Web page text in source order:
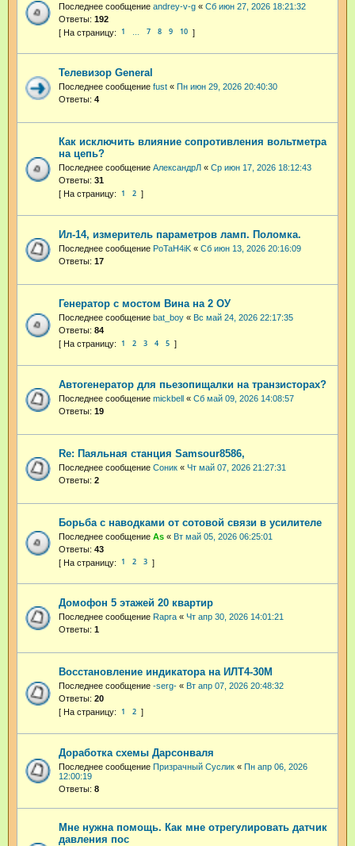
Последнее сообщение andrey-v-g « Сб июн 27, 2026 18:21:32
Ответы: 192
1 7 8 9 10
Телевизор General
Последнее сообщение fust « Пн июн 29, 2026 20:40:30
Ответы: 4
Как исключить влияние сопротивления вольтметра
на цепь?
Последнее сообщение АлександрЛ « Ср июн 17, 2026 18:12:43
Ответы: 31
1 2
Ил-14, измеритель параметров ламп. Поломка.
Последнее сообщение PoTaH4iK « Сб июн 13, 2026 20:16:09
Ответы: 17
Генератор с мостом Вина на 2 ОУ
Последнее сообщение bat_boy « Вс май 24, 2026 22:17:35
Ответы: 84
1 2 3 4 5
Автогенератор для пьезопищалки на транзисторах?
Последнее сообщение mickbell « Сб май 09, 2026 14:08:57
Ответы: 19
Re: Паяльная станция Samsour8586,
Последнее сообщение Соник « Чт май 07, 2026 21:27:31
Ответы: 2
Борьба с наводками от сотовой связи в усилителе
Последнее сообщение As « Вт май 05, 2026 06:25:01
Ответы: 43
1 2 3
Домофон 5 этажей 20 квартир
Последнее сообщение Rapra « Чт апр 30, 2026 14:01:21
Ответы: 1
Восстановление индикатора на ИЛТ4-30М
Последнее сообщение -serg- « Вт апр 07, 2026 20:48:32
Ответы: 20
1 2
Доработка схемы Дарсонваля
Последнее сообщение Призрачный Суслик « Пн апр 06, 2026
12:00:19
Ответы: 8
Мне нужна помощь. Как мне отрегулировать датчик
давления пос